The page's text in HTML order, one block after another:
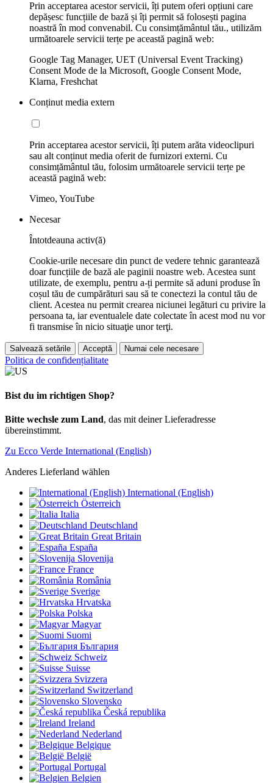
Prin acceptarea acestor servicii, îți putem oferi opțiuni care
depășesc funcțiile de bază și îți permit să folosești pagina
noastră în mod convenabil. Cu consimțământul tău., utilizăm
următoarele servicii terțe pe această pagină web:
Google Tag Manager, UET (Universal Event Tracking)
Consent Mode de la Microsoft, Google Consent Mode,
Klarna, Freshchat
Conținut media extern
Prin acceptarea acestor servicii, îți putem arăta videoclipuri
sau alt conținut media oferit de furnizori externi. Cu
consimțământul tău, folosim următoarele servicii terțe pe
această pagină web:
Vimeo, YouTube
Necesar
Întotdeauna activ(ă)
Cookie-urile necesare din punct de vedere tehnic garantează
doar funcțiile de bază ale paginii noastre web. Acestea sunt
utilizate, de exemplu, pentru a-ți permite să aduni produse în
coșul tău de cumpărături sau să te conectezi la contul tău de
client. Acestea nu permit crearea niciunei legături cu privire la
persoana ta, iar eventualele date colectate în acest mod nu vor
fi transmise în nicio situaţie unor terţi.
Salvează setările Acceptă Numai cele necesare
Politica de confidențialitate
Bist du im richtigen Shop?
Bitte wechsle zum Land, das mit deiner Lieferadresse
übereinstimmt.
Zu Ecco Verde International (English)
Anderes Lieferland wählen
International (English)
Österreich
Italia
Deutschland
Great Britain
España
Slovenija
France
România
Sverige
Hrvatska
Polska
Magyar
Suomi
България
Schweiz
Suisse
Svizzera
Switzerland
Slovensko
Česká republika
Ireland
Nederland
Belgique
België
Portugal
Belgien